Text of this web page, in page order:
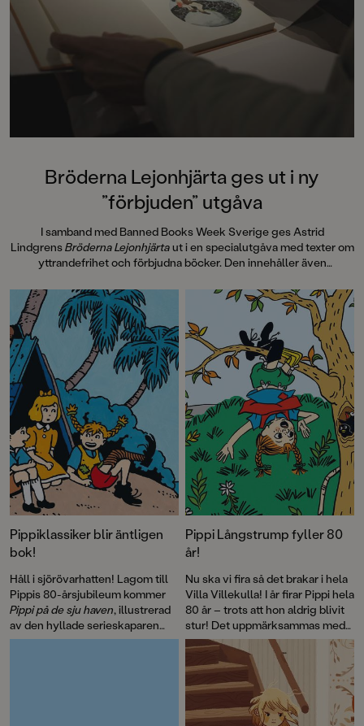
Bröderna Lejonhjärta ges ut i ny
”förbjuden” utgåva
I samband med Banned Books Week Sverige ges Astrid
LindgrensBröderna Lejonhjärtaut i en specialutgåva med texter om
yttrandefrihet och förbjudna böcker. Den innehåller även
exemplar, sk Samizdat, via hemliga nätverk i Tjeckoslovakien under
Kalla kriget på 80-talet. Pocketutgåvan avslutas med efterord av
Laurie Halse Anderson, 2023 års mottagare av Astrid Lindgren
Memorial Award, som vi även publicerar här.
Pippiklassiker blir äntligen
bok!
Håll i sjörövarhatten! Lagom till
Pippis 80-årsjubileum kommer
Pippi på de sju haven, illustrerad
av den hyllade serieskaparen
Fabian Göranson. Astrid
Pippi Långstrump fyller 80
år!
Nu ska vi fira så det brakar i hela
Villa Villekulla! I år firar Pippi hela
80 år – trots att hon aldrig blivit
stur! Det uppmärksammas med
flera böcker, däribland David
Känner du Astrid
Lindgrenoch en
genomillustrerad version av
Pippi på de sju haven.